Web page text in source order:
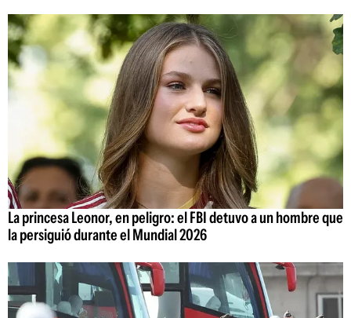
La princesa Leonor, en peligro: el FBI detuvo a un hombre que
la persiguió durante el Mundial 2026